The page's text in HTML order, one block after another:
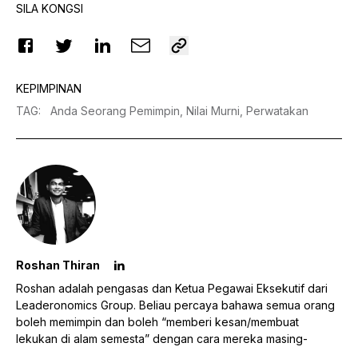
SILA KONGSI
KEPIMPINAN
TAG: Anda Seorang Pemimpin, Nilai Murni, Perwatakan
Roshan Thiran
Roshan adalah pengasas dan Ketua Pegawai Eksekutif dari
Leaderonomics Group. Beliau percaya bahawa semua orang
boleh memimpin dan boleh “memberi kesan/membuat
lekukan di alam semesta” dengan cara mereka masing-